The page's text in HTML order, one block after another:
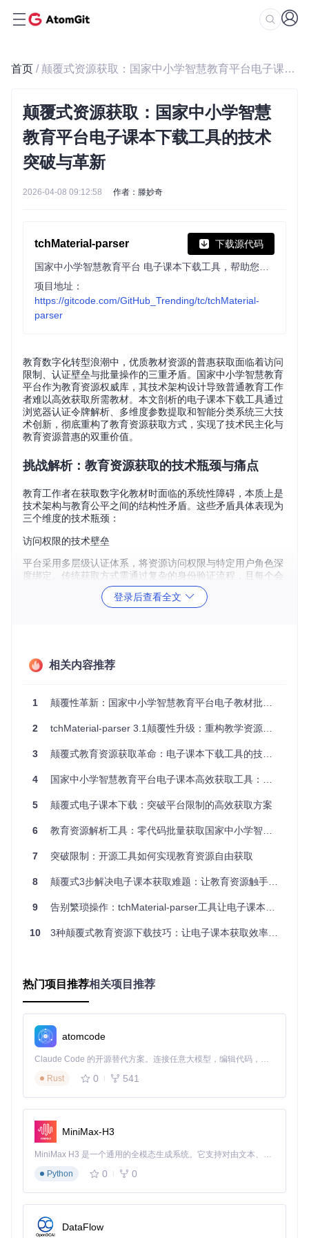
首页 / 颠覆式资源获取：国家中小学智慧教育平台电子课本下载工具的技术突破与革新
颠覆式资源获取：国家中小学智慧
教育平台电子课本下载工具的技术
突破与革新
2026-04-08 09:12:58 作者：滕妙奇
tchMaterial-parser 下载源代码
项目地址：
https://gitcode.com/GitHub_Trending/tc/tchMaterial-
parser
教育数字化转型浪潮中，优质教材资源的普惠获取面临着访问
限制、认证壁垒与批量操作的三重矛盾。国家中小学智慧教育
平台作为教育资源权威库，其技术架构设计导致普通教育工作
者难以高效获取所需教材。本文剖析的电子课本下载工具通过
浏览器认证令牌解析、多维度参数提取和智能分类系统三大技
术创新，彻底重构了教育资源获取方式，实现了技术民主化与
教育资源普惠的双重价值。
挑战解析：教育资源获取的技术瓶颈与痛点
教育工作者在获取数字化教材时面临的系统性障碍，本质上是
技术架构与教育公平之间的结构性矛盾。这些矛盾具体表现为
三个维度的技术瓶颈：
访问权限的技术壁垒
平台采用多层级认证体系，将资源访问权限与特定用户角色深
度绑定。传统获取方式需通过复杂的身份验证流程，且每个会
话仅能访问有限范围的资源，形成"权限孤岛"现象。
批量操作的效率困境
教育工作者，这种低效模式严重制约了教学准备效率。
教材预览URL包含contentType、contentId等17个关键参数，
中提取有效信息，更无法构建正确的资源访问路径。
选器和核心操作按钮
架构设计：资源获取的技术革新方案
针对上述挑战，工具采用"零信任解析"架构，通过浏览器认证
建了高效安全的资源获取体系。
浏览器认证信息复用机制
工具创新性地读取用户浏览器本地存储的认证令牌，避免了传
统账号密码认证的安全风险。其实现流程包括：
跨域存储读取：通过浏览器扩展API安全获取认证Cookie
多维度参数智能提取系统
开发团队通过逆向工程破解了平台URL参数编码规则，设计了
三层解析引擎：
表层解析：提取contentId、catalogType等显性参数
关系解析：建立不同参数间的关联规则，实现参数自动补全
采用生产者-消费者模型设计的下载系统具有以下特性：
任务优先级队列：根据教材重要性动态调整下载顺序
断点续传机制：支持网络中断后的无缝恢复
技术解析：核心算法与实现细节
工具的技术突破体现在对平台API接口的深度理解和创新应
用，其中URL解析算法和智能分类系统构成了技术核心。
登录后查看全文
相关内容推荐
1 颠覆性革新：国家中小学智慧教育平台电子教材批量获取工具全攻略
2 tchMaterial-parser 3.1颠覆性升级：重构教学资源解析体验
3 颠覆式教育资源获取革命：电子课本下载工具的技术民主化实践
4 国家中小学智慧教育平台电子课本高效获取工具：突破限制的革新方案
5 颠覆式电子课本下载：突破平台限制的高效获取方案
6 教育资源解析工具：零代码批量获取国家中小学智慧教育平台电子课本的技术革命
7 突破限制：开源工具如何实现教育资源自由获取
8 颠覆式3步解决电子课本获取难题：让教育资源触手可及
9 告别繁琐操作：tchMaterial-parser工具让电子课本下载变得如此简单
10 3种颠覆式教育资源下载技巧：让电子课本获取效率提升90%的零代码工具
热门项目推荐相关项目推荐
atomcode
Claude Code 的开源替代方案。连接任意大模型，编辑代码，运行命令，自动验证 — 全自动执行。用 Rust 构建，极致性能。 ｜ An open-source alternative to Claude Code. Connect any LLM, edit code, run commands, and verify changes — autonomously. Built in Rust for speed. Get Started
Rust
0 541
MiniMax-H3
MiniMax H3 是一个通用的全模态生成系统。它支持对由文本、图像、视频和音频组成的多模态上下文进行统一理解，并能生成分辨率高达 2K、时长可达 15 秒的带原生立体声音频的视频。得益于面向任务泛化的系统设计，H3 在预训练阶段就已具备广泛的多模态上下文理解与生成能力，能够出色地执行复杂的多模态指令。
Python
0 0
DataFlow